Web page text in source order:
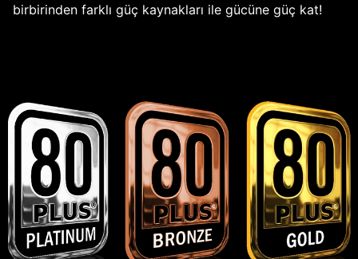
birbirinden farklı güç kaynakları ile gücüne güç kat!